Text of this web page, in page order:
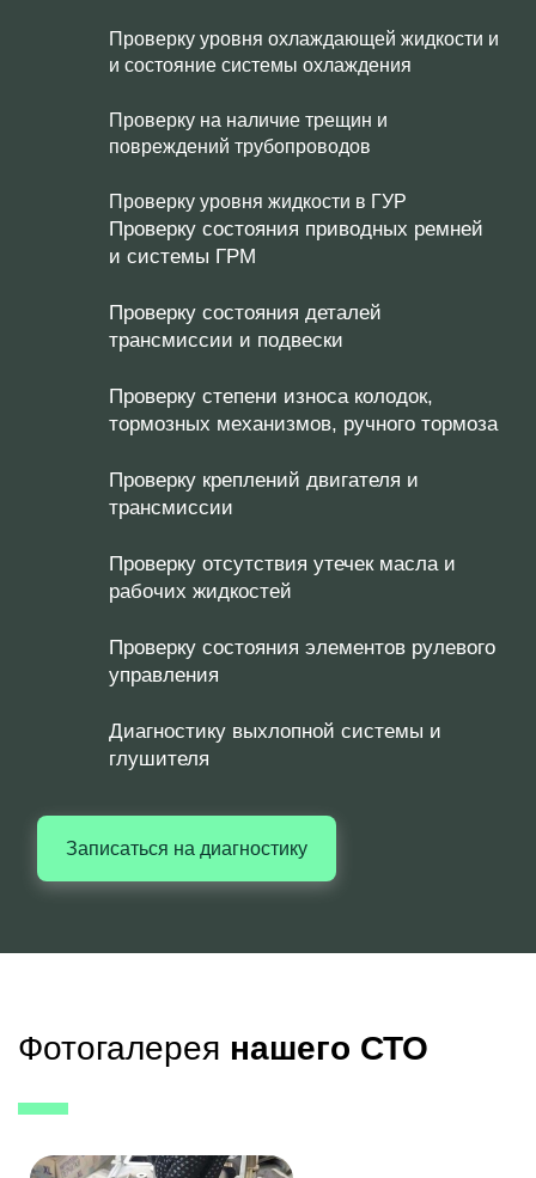
Проверку уровня охлаждающей жидкости и
и состояние системы охлаждения
Проверку на наличие трещин и
повреждений трубопроводов
Проверку уровня жидкости в ГУР
Проверку состояния приводных ремней
и системы ГРМ
Проверку состояния деталей
трансмиссии и подвески
Проверку степени износа колодок,
тормозных механизмов, ручного тормоза
Проверку креплений двигателя и
трансмиссии
Проверку отсутствия утечек масла и
рабочих жидкостей
Проверку состояния элементов рулевого
управления
Диагностику выхлопной системы и
глушителя
Записаться на диагностику
Фотогалерея нашего СТО